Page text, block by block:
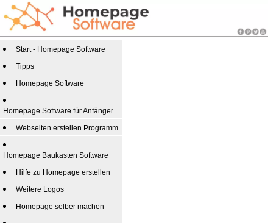
Start - Homepage Software
Tipps
Homepage Software
Homepage Software für Anfänger
Webseiten erstellen Programm
Homepage Baukasten Software
Hilfe zu Homepage erstellen
Weitere Logos
Homepage selber machen